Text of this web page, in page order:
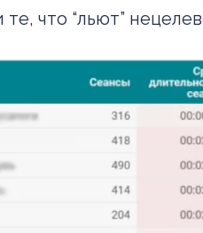
те, что “льют”